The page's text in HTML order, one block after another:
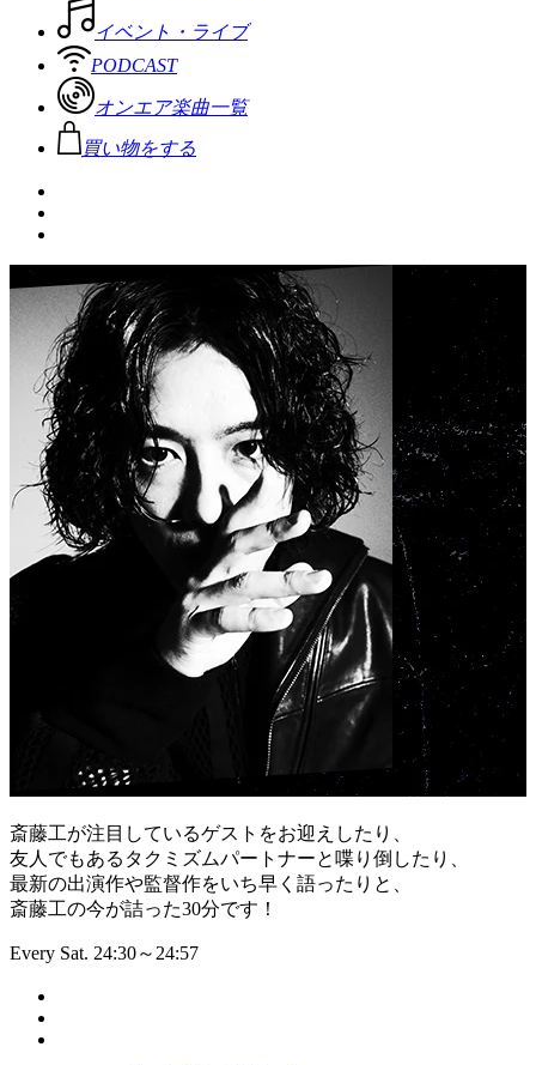
イベント・ライブ
PODCAST
オンエア楽曲一覧
買い物をする
斎藤工が注目しているゲストをお迎えしたり、
友人でもあるタクミズムパートナーと喋り倒したり、
最新の出演作や監督作をいち早く語ったりと、
斎藤工の今が詰った30分です！
Every Sat. 24:30～24:57